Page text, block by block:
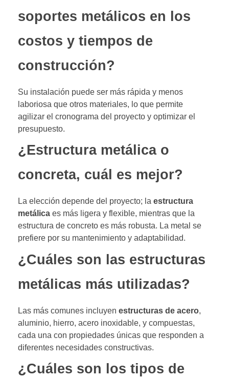
soportes metálicos en los
costos y tiempos de
construcción?
Su instalación puede ser más rápida y menos
laboriosa que otros materiales, lo que permite
agilizar el cronograma del proyecto y optimizar el
presupuesto.
¿Estructura metálica o
concreta, cuál es mejor?
La elección depende del proyecto; la estructura
metálica es más ligera y flexible, mientras que la
estructura de concreto es más robusta. La metal se
prefiere por su mantenimiento y adaptabilidad.
¿Cuáles son las estructuras
metálicas más utilizadas?
Las más comunes incluyen estructuras de acero,
aluminio, hierro, acero inoxidable, y compuestas,
cada una con propiedades únicas que responden a
diferentes necesidades constructivas.
¿Cuáles son los tipos de